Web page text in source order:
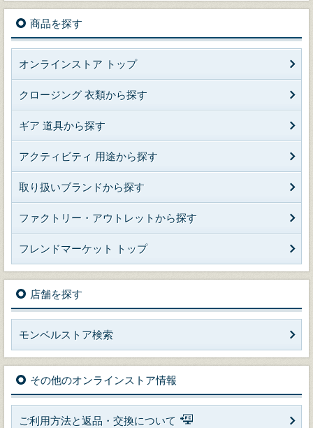
商品を探す
オンラインストア トップ
クロージング 衣類から探す
ギア 道具から探す
アクティビティ 用途から探す
取り扱いブランドから探す
ファクトリー・アウトレットから探す
フレンドマーケット トップ
店舗を探す
モンベルストア検索
その他のオンラインストア情報
ご利用方法と返品・交換について